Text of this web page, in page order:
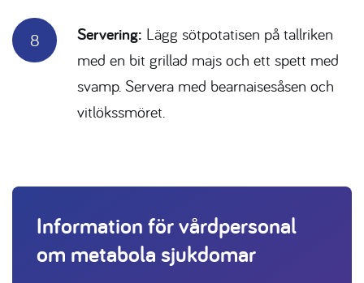
Servering: Lägg sötpotatisen på tallriken
med en bit grillad majs och ett spett med
svamp. Servera med bearnaisesåsen och
vitlökssmöret.
Information för vårdpersonal
om metabola sjukdomar